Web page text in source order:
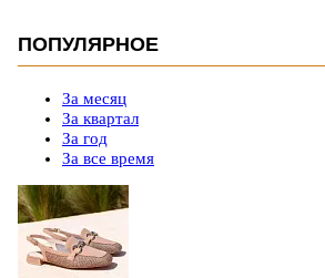
ПОПУЛЯРНОЕ
За месяц
За квартал
За год
За все время